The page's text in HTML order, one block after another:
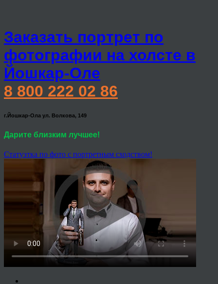
Заказать портрет по
фотографии на холсте в
Йошкар-Оле
8 800 222 02 86
г.Йошкар-Ола ул. Волкова, 149
Дарите близким лучшее!
Статуэтка по фото с портретным сходством!